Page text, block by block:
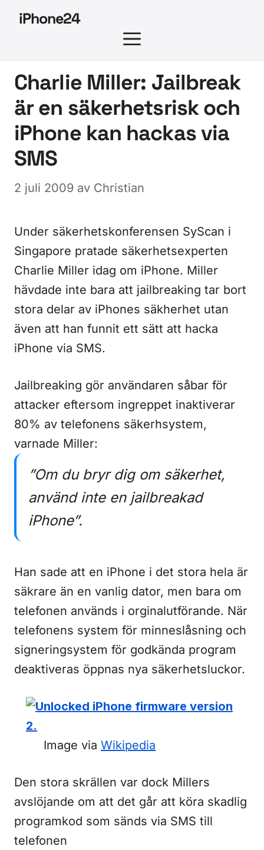
iPhone24
MENY
Charlie Miller: Jailbreak
är en säkerhetsrisk och
iPhone kan hackas via
SMS
2 juli 2009 av Christian
Under säkerhetskonferensen SyScan i
Singapore pratade säkerhetsexperten
Charlie Miller idag om iPhone. Miller
hävdade inte bara att jailbreaking tar bort
stora delar av iPhones säkherhet utan
även att han funnit ett sätt att hacka
iPhone via SMS.
Jailbreaking gör användaren såbar för
attacker eftersom ingreppet inaktiverar
80% av telefonens säkerhsystem,
varnade Miller:
”Om du bryr dig om säkerhet,
använd inte en jailbreakad
iPhone”.
Han sade att en iPhone i det stora hela är
säkrare än en vanlig dator, men bara om
telefonen används i orginalutförande. När
telefonens system för minneslåsning och
signeringsystem för godkända program
deaktiveras öppnas nya säkerhetsluckor.
Image via Wikipedia
Den stora skrällen var dock Millers
avslöjande om att det går att köra skadlig
programkod som sänds via SMS till
telefonen